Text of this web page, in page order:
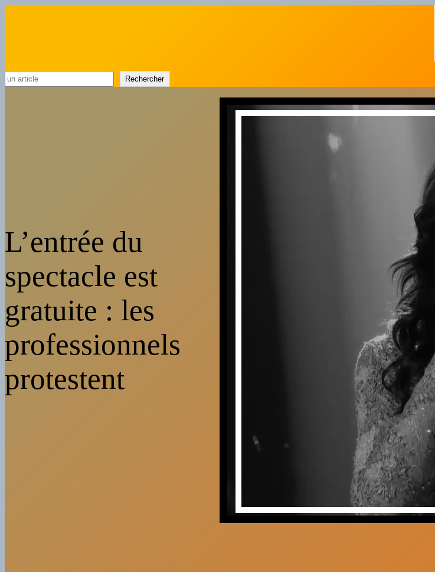
Rechercher
L’entrée du
spectacle est
gratuite : les
professionnels
protestent